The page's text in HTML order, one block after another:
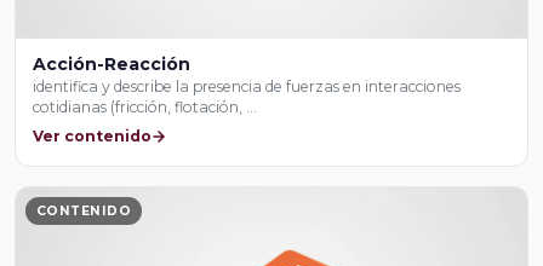
Acción-Reacción
identifica y describe la presencia de fuerzas en interacciones
cotidianas (fricción, flotación, …
Ver contenido
CONTENIDO